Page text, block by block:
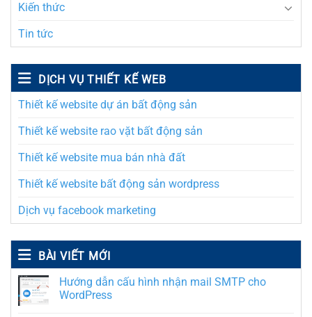
Kiến thức
Tin tức
DỊCH VỤ THIẾT KẾ WEB
Thiết kế website dự án bất động sản
Thiết kế website rao vặt bất động sản
Thiết kế website mua bán nhà đất
Thiết kế website bất động sản wordpress
Dịch vụ facebook marketing
BÀI VIẾT MỚI
Hướng dẫn cấu hình nhận mail SMTP cho
WordPress